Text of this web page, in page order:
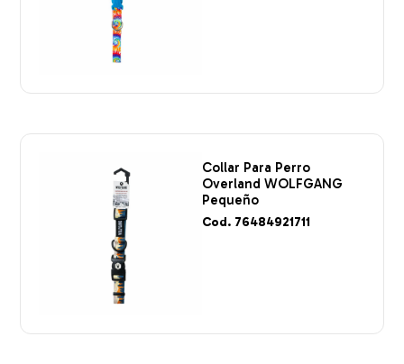
Collar Para Perro
Overland WOLFGANG
Pequeño
Cod. 76484921711